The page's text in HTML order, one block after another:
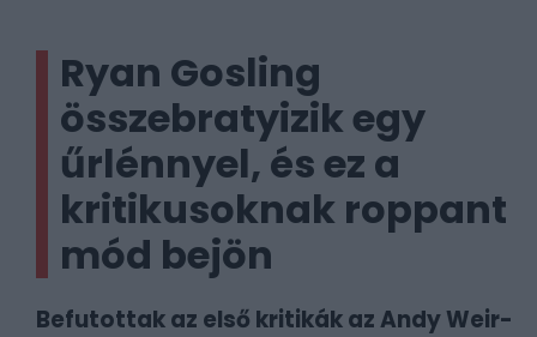
Ryan Gosling
összebratyizik egy
űrlénnyel, és ez a
kritikusoknak roppant
mód bejön
Befutottak az első kritikák az Andy Weir-